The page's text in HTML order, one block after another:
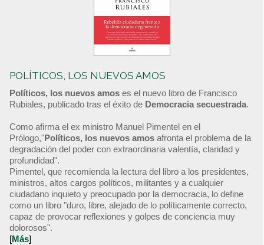
POLÍTICOS, LOS NUEVOS AMOS
Políticos, los nuevos amos es el nuevo libro de Francisco
Rubiales, publicado tras el éxito de Democracia secuestrada.
Como afirma el ex ministro Manuel Pimentel en el
Prólogo,"Políticos, los nuevos amos afronta el problema de la
degradación del poder con extraordinaria valentía, claridad y
profundidad".
Pimentel, que recomienda la lectura del libro a los presidentes,
ministros, altos cargos políticos, militantes y a cualquier
ciudadano inquieto y preocupado por la democracia, lo define
como un libro "duro, libre, alejado de lo políticamente correcto,
capaz de provocar reflexiones y golpes de conciencia muy
dolorosos".
[Más]